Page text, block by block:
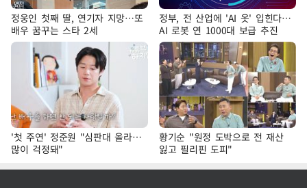
정웅인 첫째 딸, 연기자 지망…또
배우 꿈꾸는 스타 2세
정부, 전 산업에 'AI 옷' 입힌다…
AI 로봇 연 1000대 보급 추진
'첫 주연' 정준원 "심판대 올라…
많이 걱정돼"
황기순 "원정 도박으로 전 재산
잃고 필리핀 도피"